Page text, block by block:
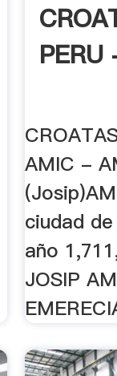
AMIC -
ciudad
año
JOSIP